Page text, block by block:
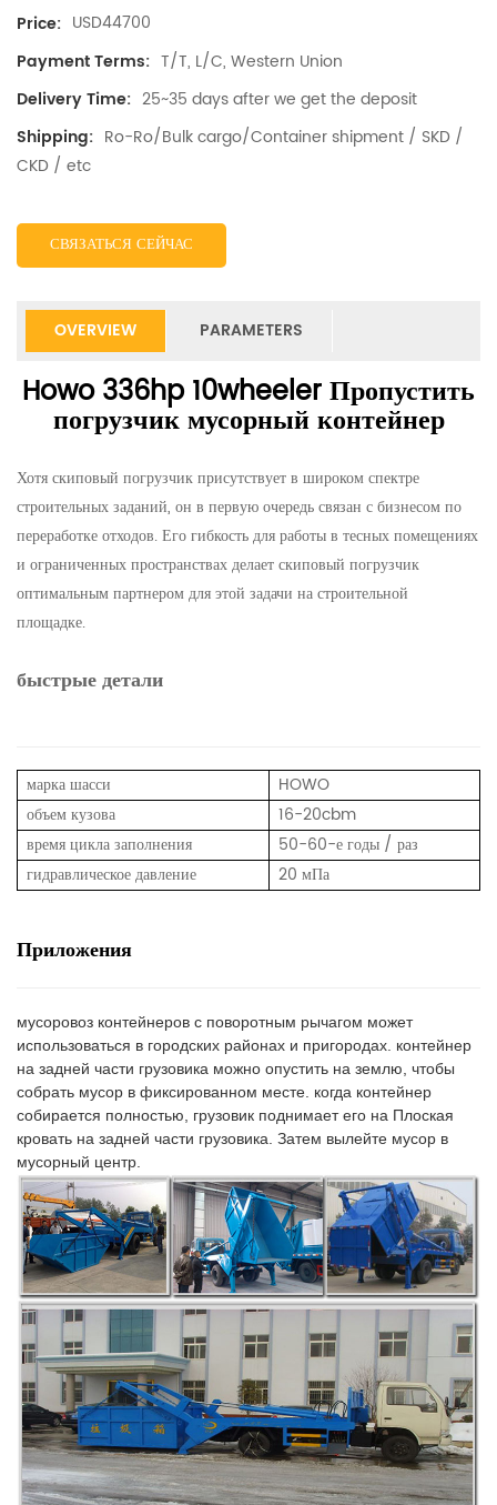
Price: USD44700
Payment Terms: T/T, L/C, Western Union
Delivery Time: 25~35 days after we get the deposit
Shipping: Ro-Ro/Bulk cargo/Container shipment / SKD /
CKD / etc
СВЯЗАТЬСЯ СЕЙЧАС
OVERVIEW PARAMETERS
Howo 336hp 10wheeler Пропустить
погрузчик мусорный контейнер
Хотя скиповый погрузчик присутствует в широком спектре
строительных заданий, он в первую очередь связан с бизнесом по
переработке отходов. Его гибкость для работы в тесных помещениях
и ограниченных пространствах делает скиповый погрузчик
оптимальным партнером для этой задачи на строительной
площадке.
быстрые детали
марка шасси
HOWO
объем кузова
16-20cbm
время цикла заполнения
50-60-е годы / раз
гидравлическое давление
20 мПа
Приложения
мусоровоз контейнеров с поворотным рычагом может
использоваться в городских районах и пригородах. контейнер
на задней части грузовика можно опустить на землю, чтобы
собрать мусор в фиксированном месте. когда контейнер
собирается полностью, грузовик поднимает его на Плоская
кровать на задней части грузовика. Затем вылейте мусор в
мусорный центр.